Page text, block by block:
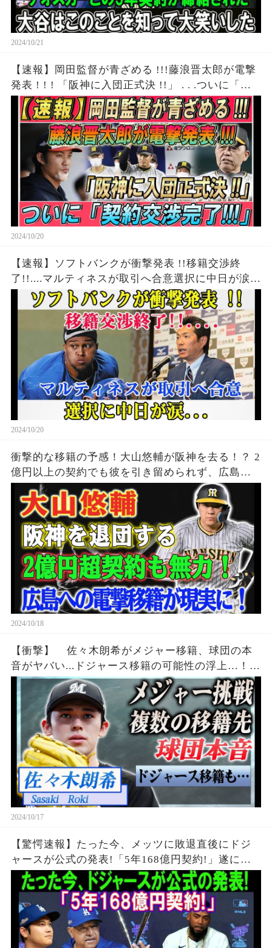
2024/10/21
【速報】岡田監督が青ざめる !!!藤浪晋太郎が電撃
発表 ! ! ! 「阪神に入団正式決 !!」 . . .ついに「契
約交渉完了!!!」. . .
2024/10/20
【速報】ソフトバンクが衝撃発表 !!移籍交渉終
了!!....マルティネスが取引へ合意選択に中日が涙...
ほんの数分で日本中が騒然 !!
2024/10/20
衝撃的な移籍の予感！大山悠輔が阪神を去る！？ 2
億円以上の契約でも彼を引き留められず、広島が
新たな希望の光か！
2024/10/18
【衝撃】 佐々木朗希がメジャー移籍、球団の本
音がヤバい...ドジャース移籍の可能性の浮上…！
『千葉ロッテマリーンズ』で活躍した投手の天狗
発言に驚きを隠せない…！
2024/10/17
【驚愕速報】たった今、メッツに敗退直後にドジ
ャースが公式の発表!「5年168億円契約!」遂にテ
オスカー延長を決定!! その理由の深すぎた暴露!!
大谷翔平に嬉しさ爆発!...発表に米国中が驚愕!!